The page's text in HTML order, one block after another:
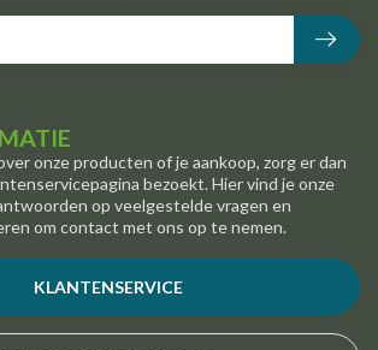
onze producten of je aankoop, zorg er dan
bezoekt. Hier vind je onze
op veelgestelde vragen en
om contact met ons op te nemen.
KLANTENSERVICE